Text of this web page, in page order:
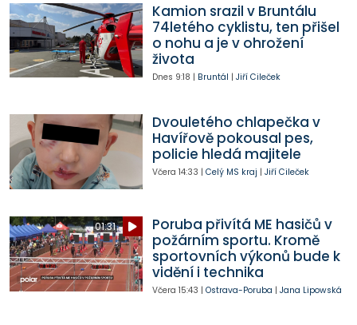
Kamion srazil v Bruntálu
74letého cyklistu, ten přišel
o nohu a je v ohrožení
života
Dnes 9:18 | Bruntál | Jiří Cileček
Dvouletého chlapečka v
Havířově pokousal pes,
policie hledá majitele
Včera 14:33 | Celý MS kraj | Jiří Cileček
01:31
Poruba přivítá ME hasičů v
požárním sportu. Kromě
sportovních výkonů bude k
vidění i technika
Včera 15:43 | Ostrava-Poruba | Jana Lipowská